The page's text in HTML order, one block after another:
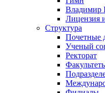
Лицензия
Структура
Почетные
Ученый
Ректорат